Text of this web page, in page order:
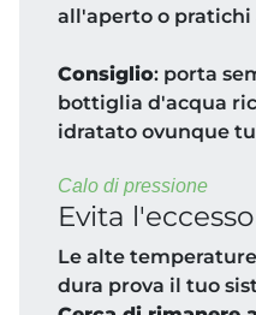
all'aperto o
Consiglio: porta
bottiglia d'acqua
idratato ovunque
Calo di pressione
Evita
Le alte
dura prova il tuo